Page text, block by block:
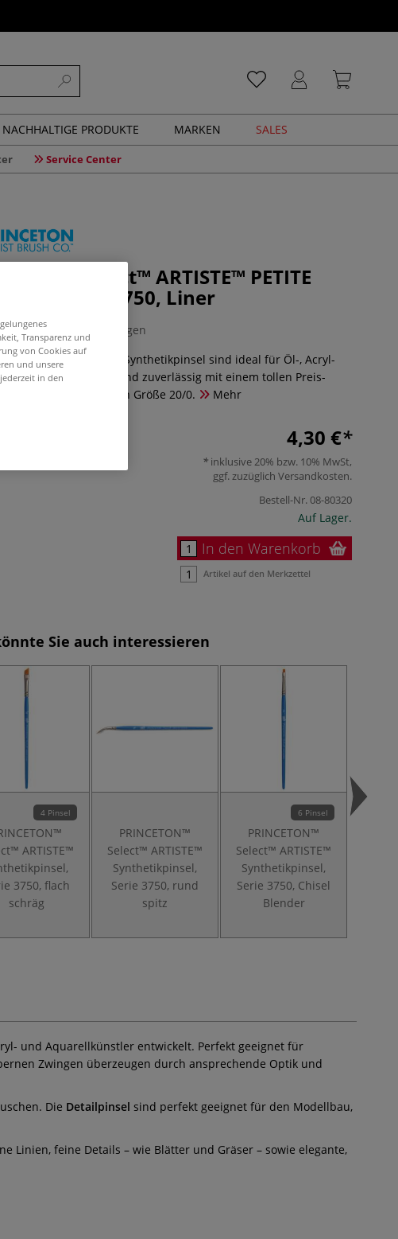
NACHHALTIGE PRODUKTE MARKEN SALES
Service Center
Select™ ARTISTE™ PETITE
Serie 3750, Liner
0 Bewertungen
Select™ ARTISTE™ Synthetikpinsel sind ideal für Öl-, Acryl-
Langlebig und zuverlässig mit einem tollen Preis-
Verhältnis. Erhältlich in Größe 20/0.
Mehr
4,30 €
inklusive 20% bzw. 10% MwSt,
ggf. zuzüglich Versandkosten.
Bestell-Nr.08-80320
Auf Lager.
In den Warenkorb
Artikel auf den Merkzettel
Sie auch interessieren
4 Pinsel
ARTISTE™
3750, flach
schräg
PRINCETON™
Select™ ARTISTE™
Synthetikpinsel,
Serie 3750, rund
spitz
6 Pinsel
PRINCETON™
Select™ ARTISTE™
Synthetikpinsel,
Serie 3750, Chisel
Blender
und Aquarellkünstler entwickelt. Perfekt geeignet für
Zwingen überzeugen durch ansprechende Optik und
Die Detailpinsel sind perfekt geeignet für den Modellbau,
Linien, feine Details – wie Blätter und Gräser – sowie elegante,
Transparenz und
von Cookies auf
und unsere
in den